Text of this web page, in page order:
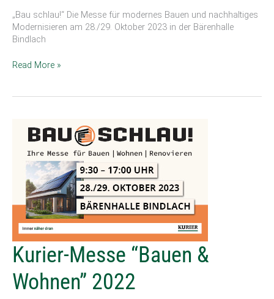
„Bau schlau!“ Die Messe für modernes Bauen und nachhaltiges
Modernisieren am 28./29. Oktober 2023 in der Bärenhalle
Bindlach
2023
Read More »
Kurier-Messe “Bauen &
Wohnen” 2022
Kurier-
Messe
“Bauen
&